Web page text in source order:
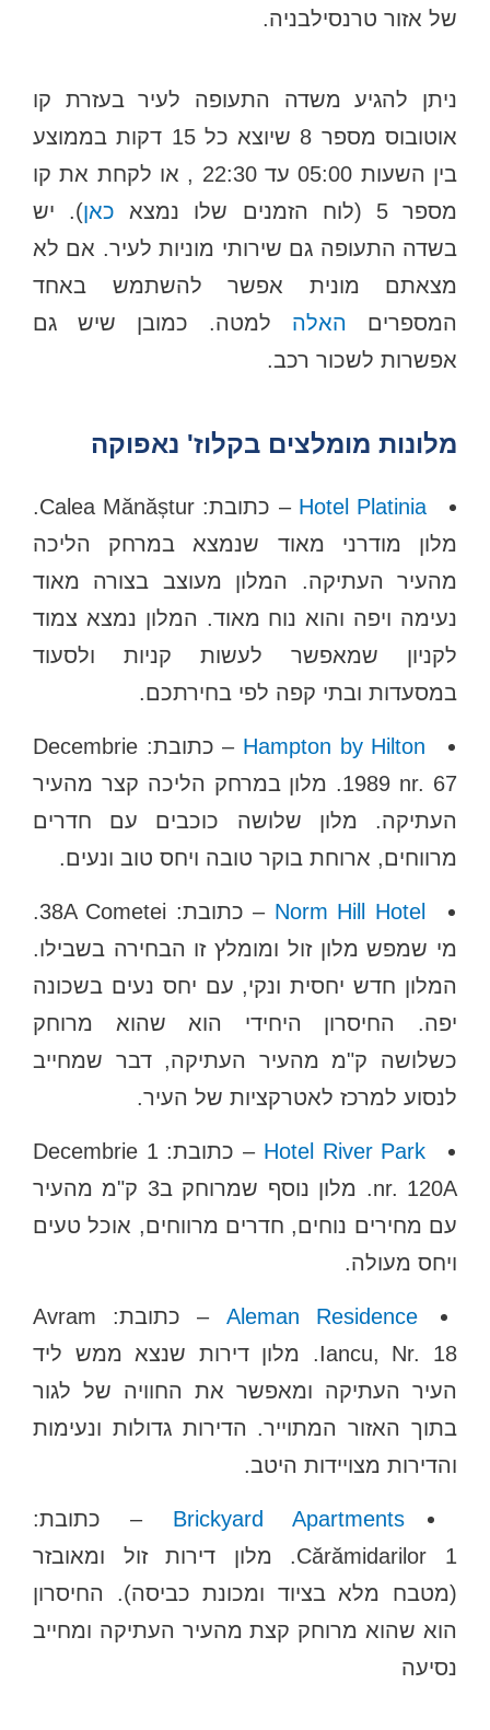
של אזור טרנסילבניה.
ניתן להגיע משדה התעופה לעיר בעזרת קו
אוטובוס מספר 8 שיוצא כל 15 דקות בממוצע
בין השעות 05:00 עד 22:30 , או לקחת את קו
מספר 5 (לוח הזמנים שלו נמצא
כאן). יש
בשדה התעופה גם שירותי מוניות לעיר. אם לא
מצאתם מונית אפשר להשתמש באחד
המספרים
האלהלמטה. כמובן שיש גם
אפשרות לשכור רכב.
מלונות מומלצים בקלוז' נאפוקה
Hotel Platinia
– כתובת: Calea Mănăștur.
מלון מודרני מאוד שנמצא במרחק הליכה
מהעיר העתיקה. המלון מעוצב בצורה מאוד
נעימה ויפה והוא נוח מאוד. המלון נמצא צמוד
לקניון שמאפשר לעשות קניות ולסעוד
במסעדות ובתי קפה לפי בחירתכם.
Hampton by Hilton
– כתובת: Decembrie
1989 nr. 67. מלון במרחק הליכה קצר מהעיר
העתיקה. מלון שלושה כוכבים עם חדרים
מרווחים, ארוחת בוקר טובה ויחס טוב ונעים.
Norm Hill Hotel
– כתובת: 38A Cometei.
מי שמפש מלון זול ומומלץ זו הבחירה בשבילו.
המלון חדש יחסית ונקי, עם יחס נעים בשכונה
יפה. החיסרון היחידי הוא שהוא מרוחק
כשלושה ק"מ מהעיר העתיקה, דבר שמחייב
לנסוע למרכז לאטרקציות של העיר.
Hotel River Park
– כתובת: 1 Decembrie
nr. 120A. מלון נוסף שמרוחק ב3 ק"מ מהעיר
עם מחירים נוחים, חדרים מרווחים, אוכל טעים
ויחס מעולה.
Aleman Residence
– כתובת: Avram
Iancu, Nr. 18. מלון דירות שנצא ממש ליד
העיר העתיקה ומאפשר את החוויה של לגור
בתוך האזור המתוייר. הדירות גדולות ונעימות
והדירות מצויידות היטב.
Brickyard Apartments– כתובת:
Cărămidarilor 1. מלון דירות זול ומאובזר
(מטבח מלא בציוד ומכונת כביסה). החיסרון
הוא שהוא מרוחק קצת מהעיר העתיקה ומחייב
נסיעה